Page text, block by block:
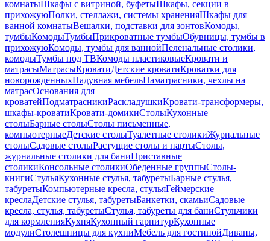
комнатыШкафы с витриной, буфетыШкафы, секции в
прихожуюПолки, стеллажи, системы храненияШкафы для
ванной комнатыВешалки, подставки для зонтовКомоды,
тумбыКомодыТумбыПрикроватные тумбыОбувницы, тумбы в
прихожуюКомоды, тумбы для ваннойПеленальные столики,
комодыТумбы под ТВКомоды пластиковыеКровати и
матрасыМатрасыКроватиДетские кроватиКроватки для
новорожденныхНадувная мебельНаматрасники, чехлы на
матрасОснования для
кроватейПодматрасникиРаскладушкиКровати-трансформеры,
шкафы-кроватиКровати-домикиСтолыКухонные
столыБарные столыСтолы письменные,
компьютерныеДетские столыТуалетные столикиЖурнальные
столыСадовые столыРастущие столы и партыСтолы,
журнальные столики для баниПриставные
столикиКонсольные столикиОбеденные группыСтолы-
книгиСтульяКухонные стулья, табуретыБарные стулья,
табуретыКомпьютерные кресла, стульяГеймерские
креслаДетские стулья, табуретыБанкетки, скамьиСадовые
кресла, стулья, табуретыСтулья, табуреты для баниСтульчики
для кормленияКухняКухонный гарнитурКухонные
модулиСтолешницы для кухниМебель для гостинойДиваны,